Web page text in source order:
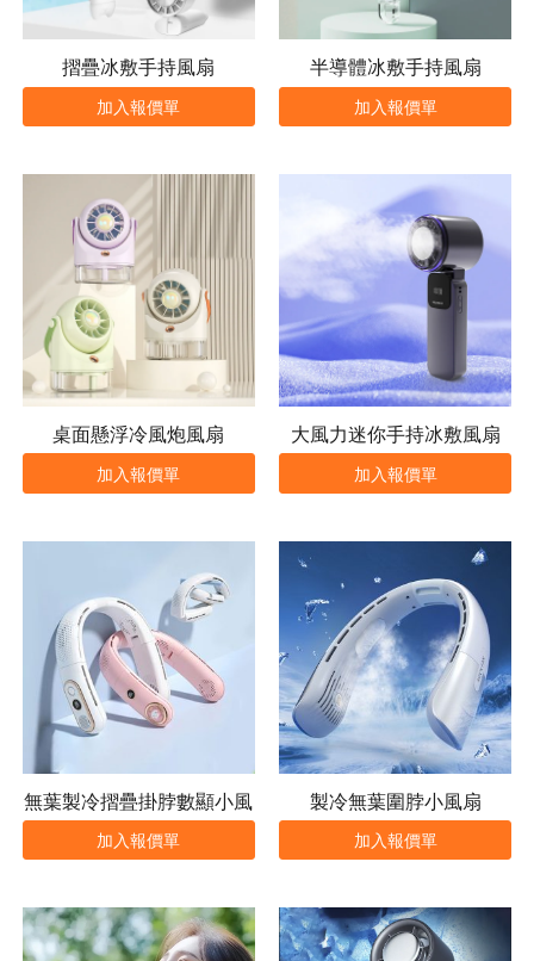
摺疊冰敷手持風扇
加入報價單
半導體冰敷手持風扇
加入報價單
桌面懸浮冷風炮風扇
加入報價單
大風力迷你手持冰敷風扇
加入報價單
無葉製冷摺疊掛脖數顯小風
扇
加入報價單
製冷無葉圍脖小風扇
加入報價單